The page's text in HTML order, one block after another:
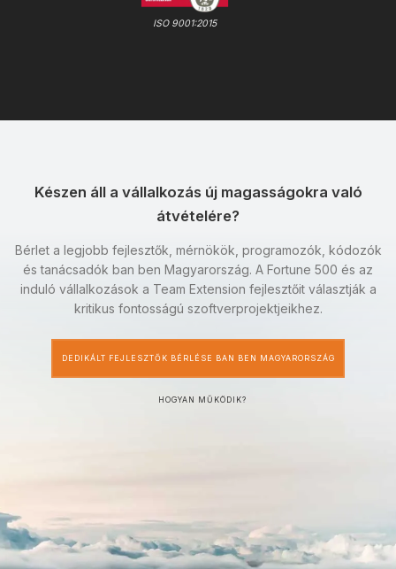
ISO 9001:2015
Készen áll a vállalkozás új magasságokra való
átvételére?
Bérlet a legjobb fejlesztők, mérnökök, programozók, kódozók
és tanácsadók ban ben Magyarország. A Fortune 500 és az
induló vállalkozások a Team Extension fejlesztőit választják a
kritikus fontosságú szoftverprojektjeikhez.
DEDIKÁLT FEJLESZTŐK BÉRLÉSE BAN BEN MAGYARORSZÁG
HOGYAN MŰKÖDIK?